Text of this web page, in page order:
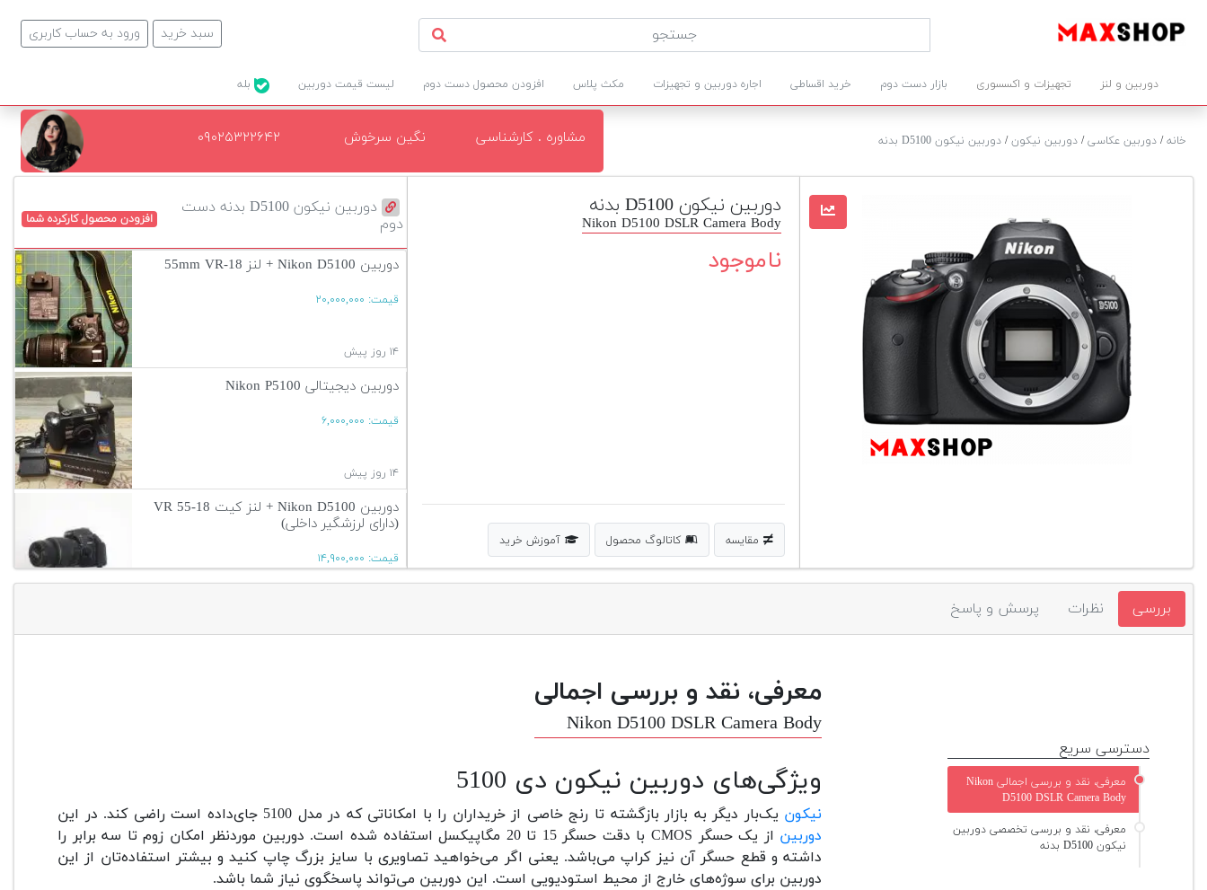
ورود به حساب کاربری سبد خرید
دوربین و لنز تجهیزات و اکسسوری بازار دست دوم خرید اقساطی اجاره دوربین و تجهیزات مکث پلاس افزودن محصول دست دوم لیست قیمت دوربین
خانه/ دوربین عکاسی/ دوربین نیکون/ دوربین نیکون D5100 بدنه مشاوره . کارشناسی نگین سرخوش ۰۹۰۲۵۳۲۲۶۴۲
دوربین نیکون D5100 بدنه دست
دوم
افزودن محصول کارکرده شما
دوربین Nikon D5100 + لنز 18-55mm VR
قیمت: ۲۰,۰۰۰,۰۰۰
۱۴ روز پیش
دوربین دیجیتالی Nikon P5100
قیمت: ۶,۰۰۰,۰۰۰
۱۴ روز پیش
دوربین Nikon D5100 + لنز کیت 18-55 VR
(دارای لرزشگیر داخلی)
قیمت: ۱۴,۹۰۰,۰۰۰
دوربین نیکون D5100 بدنه
Nikon D5100 DSLR Camera Body
ناموجود
مقایسه کاتالوگ محصول آموزش خرید
بررسی نظرات پرسش و پاسخ
معرفی، نقد و بررسی اجمالی
Nikon D5100 DSLR Camera Body
ویژگی‌های دوربین نیکون دی 5100
نیکون یک‌بار دیگر به بازار بازگشته تا رنج خاصی از خریداران را با امکاناتی که در مدل 5100 جای‌داده است راضی کند. در این
دوربین
از یک حسگر CMOS با دقت حسگر 15 تا 20 مگاپیکسل استفاده شده است. دوربین موردنظر امکان زوم تا سه برابر را
داشته و قطع حسگر آن نیز کراپ می‌باشد. یعنی اگر می‌خواهید تصاویری با سایز بزرگ چاپ کنید و بیشتر استفاده‌تان از این
دوربین برای سوژه‌های خارج از محیط استودیویی است. این دوربین می‌تواند پاسخگوی نیاز شما باشد.
دسترسی سریع
معرفی، نقد و بررسی اجمالی Nikon
D5100 DSLR Camera Body
معرفی، نقد و بررسی تخصصی دوربین
نیکون D5100 بدنه